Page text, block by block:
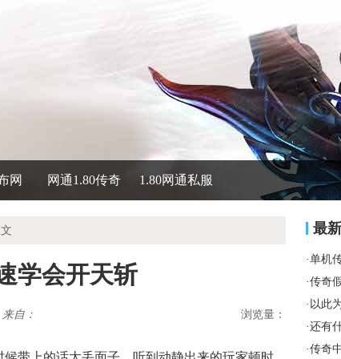
网 网通1.80传奇 1.80网通私服
学会开天斩
来自： 浏览量：
最
·单机
·传奇
· 以此
·还有
·传奇